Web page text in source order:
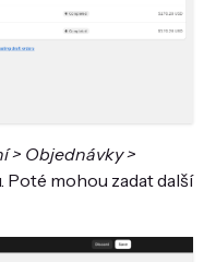
> Objednávky >
mohou zadat další